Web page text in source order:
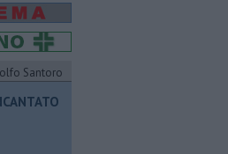
Santoro